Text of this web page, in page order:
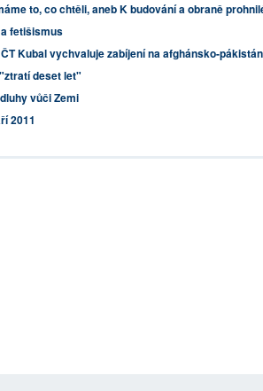
to, co chtěli, aneb K budování a obraně
fetišismus
Kubal vychvaluje zabíjení na afghánsko-
deset let"
vůči Zemi
2011